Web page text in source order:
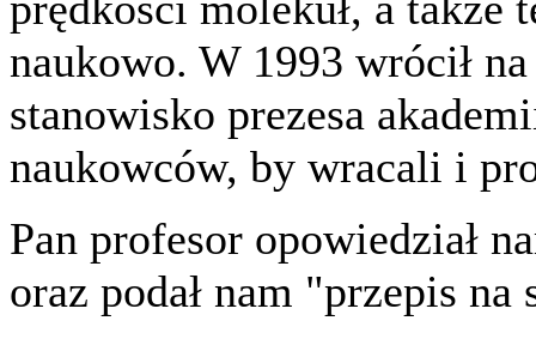
naukowo. W 1993 wrócił
stanowisko prezesa
naukowców, by wracali i
Pan profesor opowiedział
oraz podał nam "przepis na